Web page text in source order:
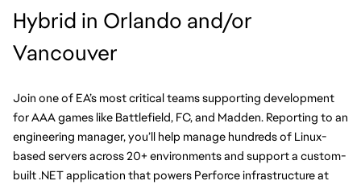
Hybrid in Orlando and/or
Vancouver
Join one of EA’s most critical teams supporting development
for AAA games like Battlefield, FC, and Madden. Reporting to an
engineering manager, you’ll help manage hundreds of Linux-
based servers across 20+ environments and support a custom-
built .NET application that powers Perforce infrastructure at